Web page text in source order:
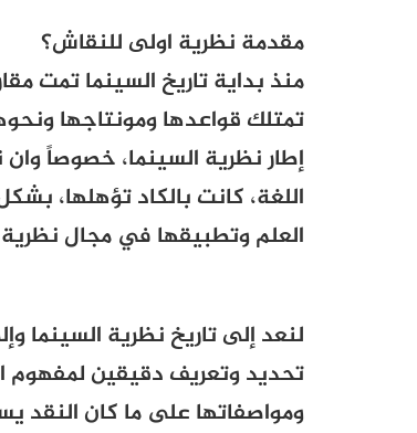
مقدمة نظرية اولى للنقاش؟
منذ بداية تاريخ السينما تمت
تمتلك قواعدها ومونتاجها
إطار نظرية السينما، خصوصاً وان
اللغة، كانت بالكاد تؤهلها،
العلم وتطبيقها في مجال نظرية
لنعد إلى تاريخ نظرية السينما
تحديد وتعريف دقيقين لمفهوم
ومواصفاتها على ما كان النقد